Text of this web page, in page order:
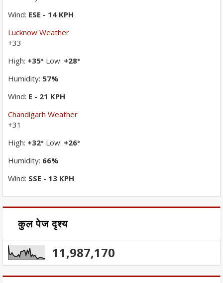
Wind: ESE - 14 KPH
Lucknow Weather
+33
High: +35° Low: +28°
Humidity: 57%
Wind: E - 21 KPH
Chandigarh Weather
+31
High: +32° Low: +26°
Humidity: 66%
Wind: SSE - 13 KPH
कुल पेज दृश्य
11,987,170